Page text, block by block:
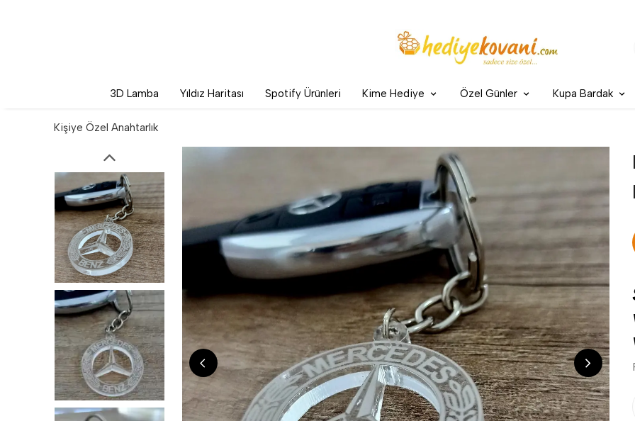
3D Lamba Yıldız Haritası Spotify Ürünleri Kime Hediye Özel Günler Kupa Bardak
Kişiye Özel Anahtarlık